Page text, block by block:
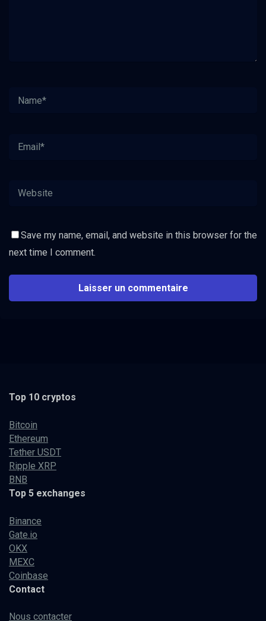
Save my name, email, and website in this browser for the
next time I comment.
Top 10 cryptos
Bitcoin
Ethereum
Tether USDT
Ripple XRP
BNB
Top 5 exchanges
Binance
Gate.io
OKX
MEXC
Coinbase
Contact
Nous contacter